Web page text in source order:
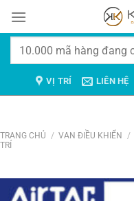
đến
Tìm
VỊ TRÍ LIÊN HỆ
TRANG CHỦ / VAN ĐIỀU KHIỂN /
TRÍ